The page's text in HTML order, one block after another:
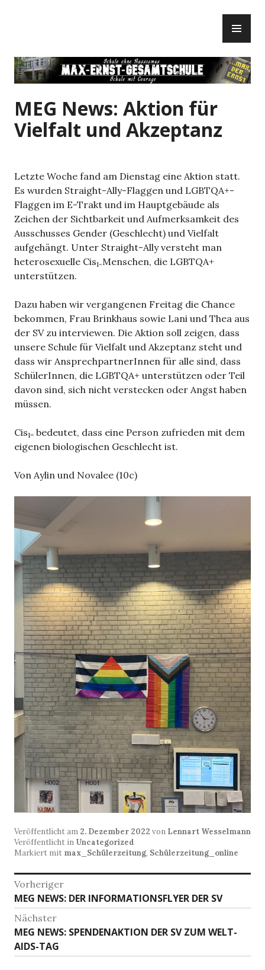
MEG News: Aktion für
Vielfalt und Akzeptanz
Letzte Woche fand am Dienstag eine Aktion statt.
Es wurden Straight-Ally-Flaggen und LGBTQA+-
Flaggen im E-Trakt und im Hauptgebäude als
Zeichen der Sichtbarkeit und Aufmerksamkeit des
Ausschusses Gender (Geschlecht) und Vielfalt
aufgehängt. Unter Straight-Ally versteht man
heterosexuelle Cis1-Menschen, die LGBTQA+
unterstützen.
Dazu haben wir vergangenen Freitag die Chance
bekommen, Frau Brinkhaus sowie Lani und Thea aus
der SV zu interviewen. Die Aktion soll zeigen, dass
unsere Schule für Vielfalt und Akzeptanz steht und
dass wir AnsprechpartnerInnen für alle sind, dass
SchülerInnen, die LGBTQA+ unterstützen oder Teil
davon sind, sich nicht verstecken oder Angst haben
müssen.
Cis1= bedeutet, dass eine Person zufrieden mit dem
eigenen biologischen Geschlecht ist.
Von Aylin und Novalee (10c)
Veröffentlicht am 2. Dezember 2022 von Lennart Wesselmann
Veröffentlicht in Uncategorized
Markiert mit max_Schülerzeitung, Schülerzeitung_online
Beitragsnavigation
Vorheriger
Vorheriger
Beitrag:
MEG NEWS: DER INFORMATIONSFLYER DER SV
Nächster
Nächster
Beitrag:
MEG NEWS: SPENDENAKTION DER SV ZUM WELT-
AIDS-TAG